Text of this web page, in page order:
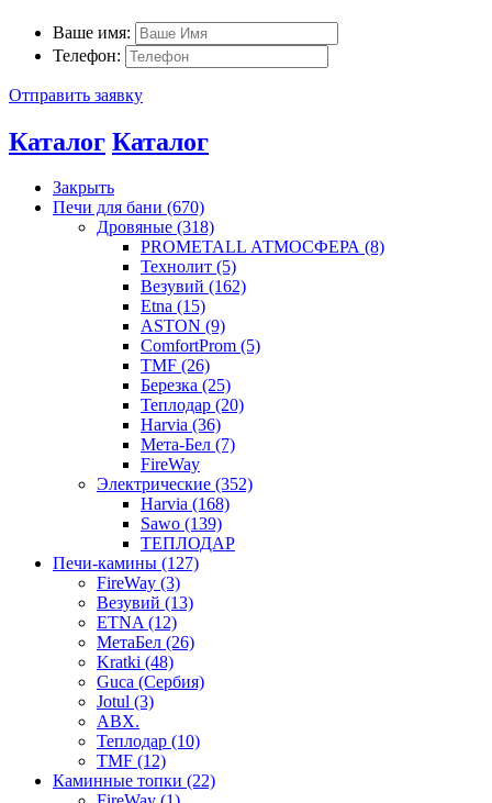
Ваше имя:
Телефон:
Отправить заявку
Каталог Каталог
Закрыть
Печи для бани (670)
Дровяные (318)
PROMETALL АТМОСФЕРА (8)
Технолит (5)
Везувий (162)
Etna (15)
ASTON (9)
ComfortProm (5)
TMF (26)
Березка (25)
Теплодар (20)
Harvia (36)
Мета-Бел (7)
FireWay
Электрические (352)
Harvia (168)
Sawo (139)
ТЕПЛОДАР
Печи-камины (127)
FireWay (3)
Везувий (13)
ETNA (12)
МетаБел (26)
Kratki (48)
Guca (Сербия)
Jotul (3)
ABX.
Теплодар (10)
TMF (12)
Каминные топки (22)